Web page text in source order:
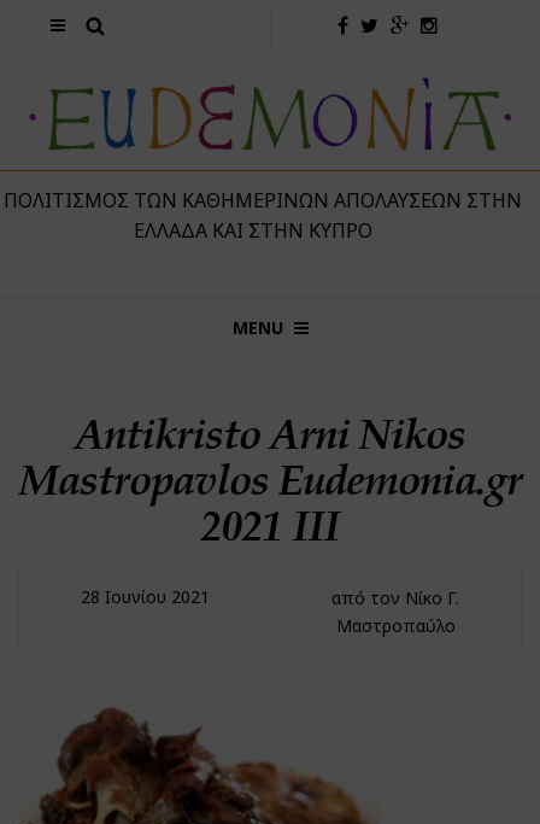
ΤΩΝ ΚΑΘΗΜΕΡΙΝΏΝ ΑΠΟΛΑΎΣΕΩΝ ΣΤΗΝ
ΕΛΛΆΔΑ ΚΑΙ ΣΤΗΝ ΚΎΠΡΟ
MENU
Antikristo Arni Nikos
Mastropavlos Eudemonia.gr
2021 III
28 Ιουνίου 2021
από τον Νίκο Γ.
Μαστροπαύλο